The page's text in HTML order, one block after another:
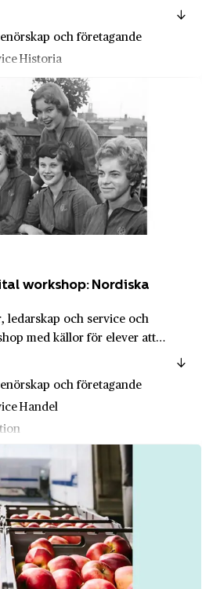
- IBO
Verkstad
AB
län
Hakon förändrade branschen
och företagande
Historia
workshop: Nordiska
ledarskap och service och
med källor för elever att
redovisa eller lämna in
och företagande
Handel